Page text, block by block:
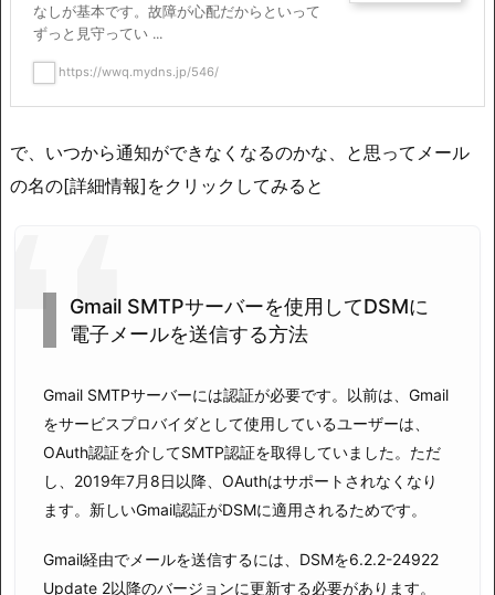
なしが基本です。故障が心配だからといって
ずっと見守ってい ...
https://wwq.mydns.jp/546/
で、いつから通知ができなくなるのかな、と思ってメール
の名の[詳細情報]をクリックしてみると
Gmail SMTPサーバーを使用してDSMに
電子メールを送信する方法
Gmail SMTPサーバーには認証が必要です。以前は、Gmail
をサービスプロバイダとして使用しているユーザーは、
OAuth認証を介してSMTP認証を取得していました。ただ
し、2019年7月8日以降、OAuthはサポートされなくなり
ます。新しいGmail認証がDSMに適用されるためです。
Gmail経由でメールを送信するには、DSMを6.2.2-24922
Update 2以降のバージョンに更新する必要があります。